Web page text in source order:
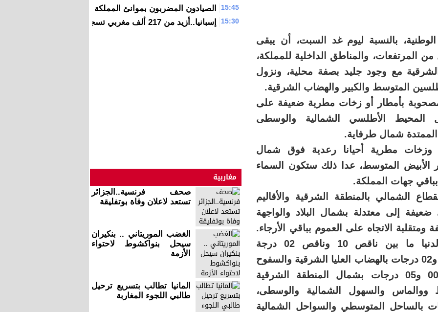
الوطنية، بالنسبة ليوم غد السبت، أن يبقى
المرتفعات، والمناطق الداخلية للمملكة،
مع وجود جليد بصفة محلية، ونزول
المتوسط والكبير والهضاب الشرقية.
بأمطار أو زخات مطرية ضعيفة على
المحيط الأطلسي الشمالية والوسطى
شمال طرفاية.
وزخات مطرية أحيانا رعدية فوق شمال
الأبيض المتوسط، عدا ذلك ستكون السماء
جهات المملكة.
الشمالي بالمنطقة الشرقية والأقاليم
ضعيفة إلى معتدلة بشمال البلاد والواجهة
ومتقلبة الاتجاه على العموم بباقي الأرجاء.
وستتأرجح درجات الحرارة الدنيا ما بين ناقص 10 وناقص 02 درجة
بالمرتفعات، وما بين ناقص 04 و02 درجات بالهضاب العليا الشرقية والسفوح
الجنوبية الشرقية، وما بين 00 و05 درجات بشمال المنطقة الشرقية
والسهول الشمالية والوسطى،
بين 03 و08 درجات بالساحل المتوسطي والسواحل الشمالية
15:45 الصيادون المضربون بموانئ المملكة يستأنفون نشاطهم ابتداء
15:30 إسبانيا..أزيد من 217 ألف مغربي تسجلوا في نظام الضمان الاجتماعي
مغاربية
صحف فرنسية..الجزائر
تستعد لاعلان وفاة بوتفليقة
الغضب الموريتاني .. بنكيران
سيحل بنواكشوط لاحتواء
الأزمة
المانيا تطالب بتسريع ترحيل
طالبي اللجوء المغاربة